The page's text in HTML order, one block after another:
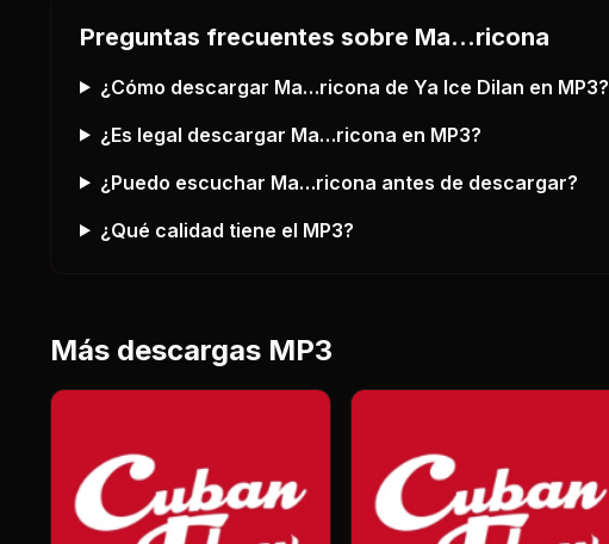
Preguntas frecuentes sobre Ma…ricona
¿Cómo descargar Ma…ricona de Ya Ice Dilan en MP3?
¿Es legal descargar Ma…ricona en MP3?
¿Puedo escuchar Ma…ricona antes de descargar?
¿Qué calidad tiene el MP3?
Más descargas MP3